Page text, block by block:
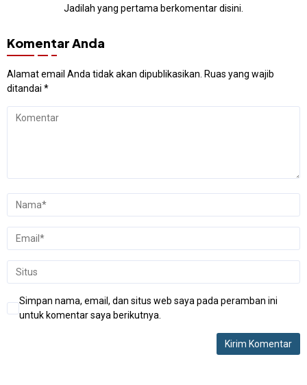
Jadilah yang pertama berkomentar disini.
Komentar Anda
Alamat email Anda tidak akan dipublikasikan. Ruas yang wajib
ditandai *
Simpan nama, email, dan situs web saya pada peramban ini
untuk komentar saya berikutnya.